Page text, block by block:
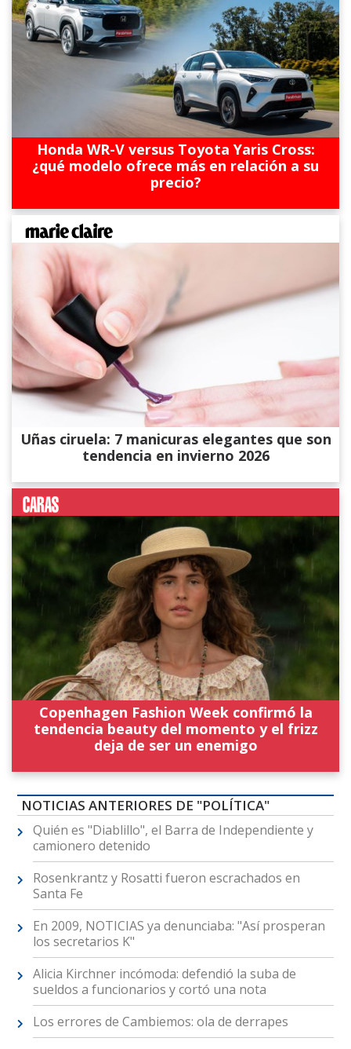
Honda WR-V versus Toyota Yaris Cross:
¿qué modelo ofrece más en relación a su
precio?
Uñas ciruela: 7 manicuras elegantes que son
tendencia en invierno 2026
Copenhagen Fashion Week confirmó la
tendencia beauty del momento y el frizz
deja de ser un enemigo
NOTICIAS ANTERIORES DE "POLÍTICA"
Quién es "Diablillo", el Barra de Independiente y
camionero detenido
Rosenkrantz y Rosatti fueron escrachados en
Santa Fe
En 2009, NOTICIAS ya denunciaba: "Así prosperan
los secretarios K"
Alicia Kirchner incómoda: defendió la suba de
sueldos a funcionarios y cortó una nota
Los errores de Cambiemos: ola de derrapes